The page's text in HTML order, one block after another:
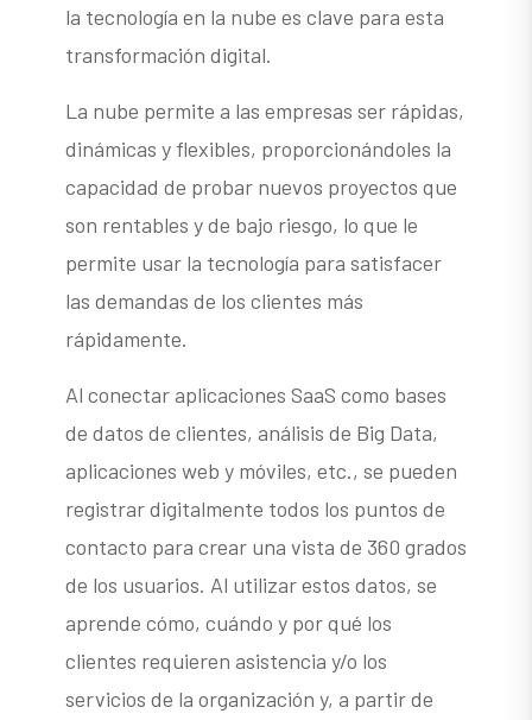
la tecnología en la nube es clave para esta
transformación digital.
La nube permite a las empresas ser rápidas,
dinámicas y flexibles, proporcionándoles la
capacidad de probar nuevos proyectos que
son rentables y de bajo riesgo, lo que le
permite usar la tecnología para satisfacer
las demandas de los clientes más
rápidamente.
Al conectar aplicaciones SaaS como bases
de datos de clientes, análisis de Big Data,
aplicaciones web y móviles, etc., se pueden
registrar digitalmente todos los puntos de
contacto para crear una vista de 360​​ grados
de los usuarios. Al utilizar estos datos, se
aprende cómo, cuándo y por qué los
clientes requieren asistencia y/o los
servicios de la organización y, a partir de